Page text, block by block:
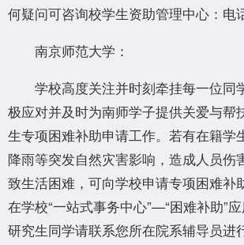
何疑问可咨询校学生资助管理中心：电
南京师范大学：
学校高度关注并时刻牵挂每一位同
极应对并及时为南师学子提供关爱与帮
生专项困难补助申请工作。若有在籍学
降雨等突发自然灾害影响，造成人员伤
致生活困难，可向学校申请专项困难补
在学校“一站式事务中心”—“困难补助”应
研究生同学请联系您所在院系辅导员进